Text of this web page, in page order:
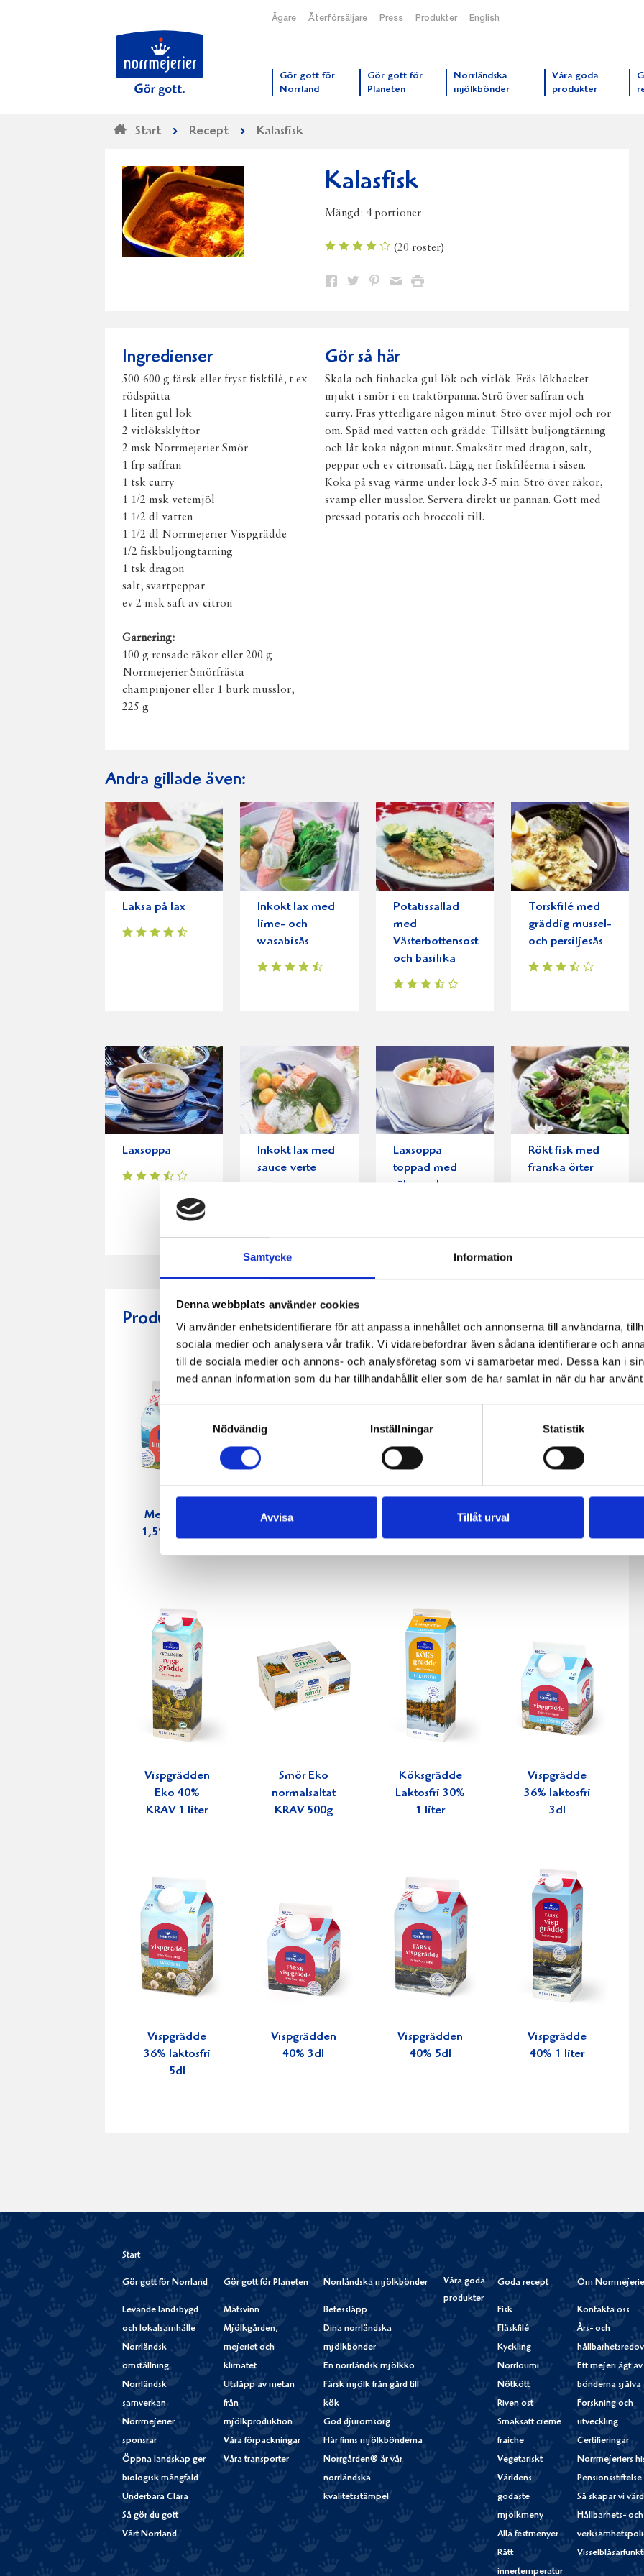
Samtycke Information
Denna webbplats använder cookies
Vi använder enhetsidentifierare för att anpassa innehållet och annonserna till användarna,
sociala medier och analysera vår trafik. Vi vidarebefordrar även sådana identifierare och
till de sociala medier och annons- och analysföretag som vi samarbetar med. Dessa kan i
med annan information som du har tillhandahållit eller som de har samlat in när du har
Samtyckesval
Nödvändig
Inställningar Statistik
Avvisa Tillåt urval
Ägare Återförsäljare Press Produkter English
Gör gott för
Norrland
Gör gott för
Planeten
Norrländska
mjölkbönder
Våra goda
produkter
Start Recept Kalasfisk
Kalasfisk
Mängd: 4 portioner
(20 röster)
Dela Dela Dela DelaSkriv
Ingredienser
500-600 g färsk eller fryst fiskfilé, t ex
rödspätta
1 liten gul lök
2 vitlöksklyftor
2 msk Norrmejerier Smör
1 frp saffran
1 tsk curry
1 1/2 msk vetemjöl
1 1/2 dl vatten
1 1/2 dl Norrmejerier Vispgrädde
1/2 fiskbuljongtärning
1 tsk dragon
salt, svartpeppar
ev 2 msk saft av citron
Garnering:
100 g rensade räkor eller 200 g
Norrmejerier Smörfrästa
champinjoner eller 1 burk musslor,
225 g
Gör så här
Skala och finhacka gul lök och vitlök. Fräs lökhacket
mjukt i smör i en traktörpanna. Strö över saffran och
curry. Fräs ytterligare någon minut. Strö över mjöl och rör
om. Späd med vatten och grädde. Tillsätt buljongtärning
och låt koka någon minut. Smaksätt med dragon, salt,
peppar och ev citronsaft. Lägg ner fiskfiléerna i såsen.
Koka på svag värme under lock 3-5 min. Strö över räkor,
svamp eller musslor. Servera direkt ur pannan. Gott med
pressad potatis och broccoli till.
Andra gillade även:
Laksa på lax
Inkokt lax med
lime- och
wasabisås
Potatissallad
med
Västerbottensost
och basilika
Torskfilé med
gräddig mussel-
och persiljesås
Laxsoppa
Inkokt lax med
sauce verte
Laxsoppa
toppad med
räkor och
Rökt fisk med
franska örter
Produkter i receptet:
Mellanmjölk
1,5% laktosfri
Jordgubbsfil
Päronfil 2,7%
2,7% 1000g
Vispgrädden
Eko 40%
KRAV 1 liter
Smör Eko
normalsaltat
KRAV 500g
Köksgrädde
Laktosfri 30%
1 liter
Vispgrädde
36% laktosfri
3dl
Vispgrädde
36% laktosfri
5dl
Vispgrädden
40% 3dl
Vispgrädden
40% 5dl
Vispgrädde
40% 1 liter
Start
Gör gott för Norrland
Levande landsbygd
och lokalsamhälle
Norrländsk
omställning
Norrländsk
samverkan
Norrmejerier
sponsrar
Öppna landskap ger
biologisk mångfald
Underbara Clara
Så gör du gott
Vårt Norrland
Gör gott för Planeten
Matsvinn
Mjölkgården,
mejeriet och
klimatet
Utsläpp av metan
från
mjölkproduktion
Våra förpackningar
Våra transporter
Norrländska mjölkbönder
Betessläpp
Dina norrländska
mjölkbönder
En norrländsk mjölkko
Färsk mjölk från gård till
kök
God djuromsorg
Här finns mjölkbönderna
Norrgården® är vår
norrländska
kvalitetsstämpel
Våra goda
produkter
Goda recept
Fisk
Fläskfilé
Kyckling
Norrloumi
Nötkött
Riven ost
Smaksatt creme
fraiche
Vegetariskt
Världens
godaste
mjölkmeny
Alla festmenyer
Rätt
innertemperatur
Om
Kontakta oss
Års- och
Ett mejeri ägt av
bönderna själva
Forskning och
utveckling
Certifieringar
Norrmejeriers
Pensionsstiftelse
Så skapar vi
Hållbarhets- och